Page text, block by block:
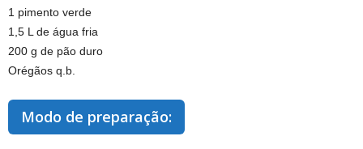
1 pimento verde
1,5 L de água fria
200 g de pão duro
Orégãos q.b.
Modo de preparação: